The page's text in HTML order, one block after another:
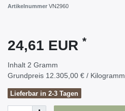
Artikelnummer VN2960
24,61 EUR *
Inhalt 2 Gramm
Grundpreis 12.305,00 € / Kilogramm
Lieferbar in 2-3 Tagen